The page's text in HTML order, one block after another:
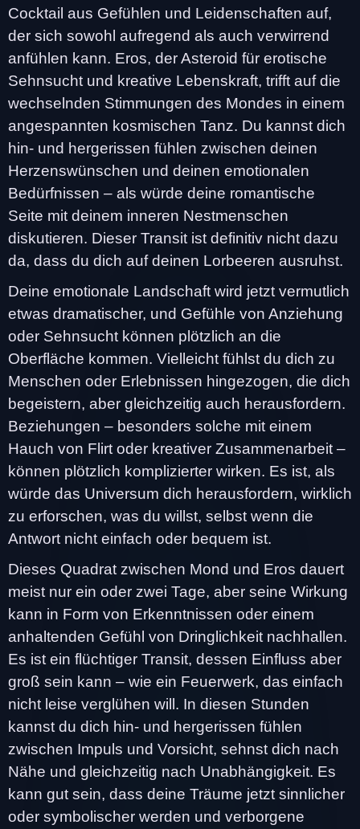
Cocktail aus Gefühlen und Leidenschaften auf,
der sich sowohl aufregend als auch verwirrend
anfühlen kann. Eros, der Asteroid für erotische
Sehnsucht und kreative Lebenskraft, trifft auf die
wechselnden Stimmungen des Mondes in einem
angespannten kosmischen Tanz. Du kannst dich
hin- und hergerissen fühlen zwischen deinen
Herzenswünschen und deinen emotionalen
Bedürfnissen – als würde deine romantische
Seite mit deinem inneren Nestmenschen
diskutieren. Dieser Transit ist definitiv nicht dazu
da, dass du dich auf deinen Lorbeeren ausruhst.
Deine emotionale Landschaft wird jetzt vermutlich
etwas dramatischer, und Gefühle von Anziehung
oder Sehnsucht können plötzlich an die
Oberfläche kommen. Vielleicht fühlst du dich zu
Menschen oder Erlebnissen hingezogen, die dich
begeistern, aber gleichzeitig auch herausfordern.
Beziehungen – besonders solche mit einem
Hauch von Flirt oder kreativer Zusammenarbeit –
können plötzlich komplizierter wirken. Es ist, als
würde das Universum dich herausfordern, wirklich
zu erforschen, was du willst, selbst wenn die
Antwort nicht einfach oder bequem ist.
Dieses Quadrat zwischen Mond und Eros dauert
meist nur ein oder zwei Tage, aber seine Wirkung
kann in Form von Erkenntnissen oder einem
anhaltenden Gefühl von Dringlichkeit nachhallen.
Es ist ein flüchtiger Transit, dessen Einfluss aber
groß sein kann – wie ein Feuerwerk, das einfach
nicht leise verglühen will. In diesen Stunden
kannst du dich hin- und hergerissen fühlen
zwischen Impuls und Vorsicht, sehnst dich nach
Nähe und gleichzeitig nach Unabhängigkeit. Es
kann gut sein, dass deine Träume jetzt sinnlicher
oder symbolischer werden und verborgene